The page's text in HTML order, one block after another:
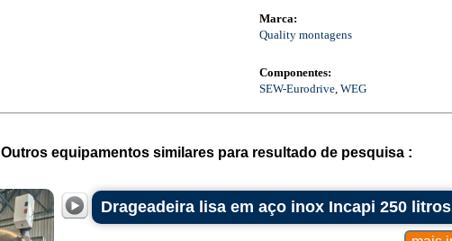
Marca:
Quality montagens
Componentes:
SEW-Eurodrive, WEG
Outros equipamentos similares para resultado de pesquisa :
Drageadeira lisa em aço inox Incapi 250 litros